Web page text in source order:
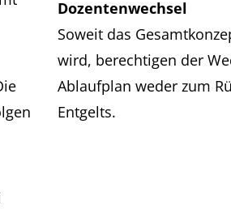
Dozentenwechsel
Soweit das
wird, berechtigen der
Ablaufplan weder zum
Entgelts.